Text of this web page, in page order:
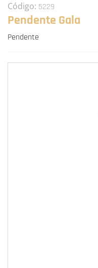
Código: 5229
Pendente Gala
Pendente